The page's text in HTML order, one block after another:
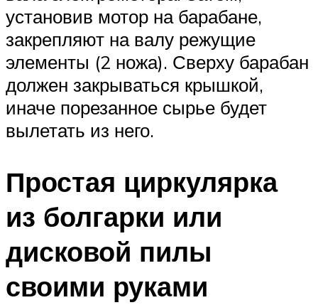
установив мотор на барабане,
закрепляют на валу режущие
элементы (2 ножа). Сверху барабан
должен закрываться крышкой,
иначе порезанное сырье будет
вылетать из него.
Простая циркулярка
из болгарки или
дисковой пилы
своими руками